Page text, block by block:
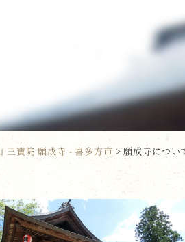
三寶院 願成寺 - 喜多方市 > 願成寺につい